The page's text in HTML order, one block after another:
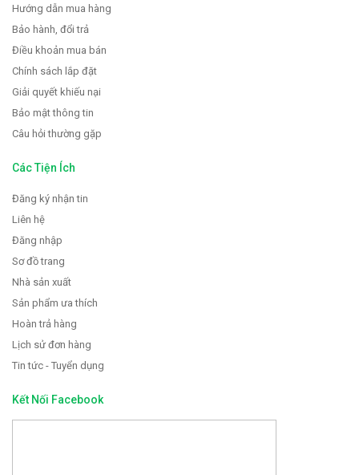
Hướng dẫn mua hàng
Bảo hành, đổi trả
Điều khoản mua bán
Chính sách lắp đặt
Giải quyết khiếu nại
Bảo mật thông tin
Câu hỏi thường gặp
Các Tiện Ích
Đăng ký nhận tin
Liên hệ
Đăng nhập
Sơ đồ trang
Nhà sản xuất
Sản phẩm ưa thích
Hoàn trả hàng
Lịch sử đơn hàng
Tin tức - Tuyển dụng
Kết Nối Facebook